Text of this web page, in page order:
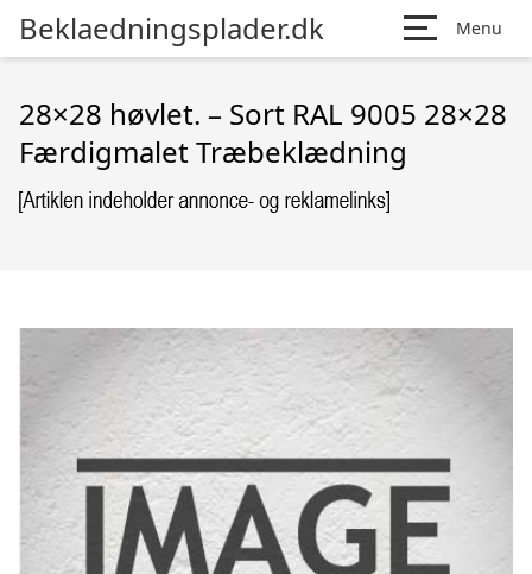
Beklaedningsplader.dk Menu
28×28 høvlet. – Sort RAL 9005 28×28
Færdigmalet Træbeklædning